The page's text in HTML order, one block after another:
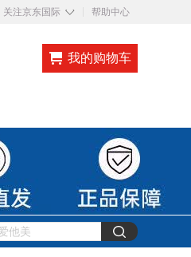
关注京东国际 ◇ 帮助中心
我的购物车